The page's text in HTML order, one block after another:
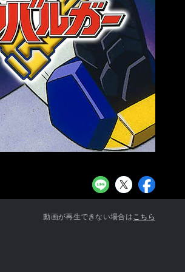
お知らせ一覧へ
動画が再生できない場合はこちら